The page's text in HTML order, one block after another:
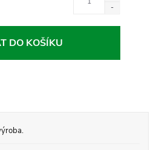
DO KOŠÍKU